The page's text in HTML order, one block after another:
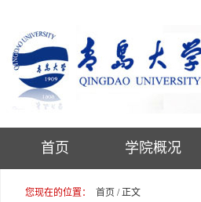
首页 学院概况
您现在的位置： 首页 / 正文